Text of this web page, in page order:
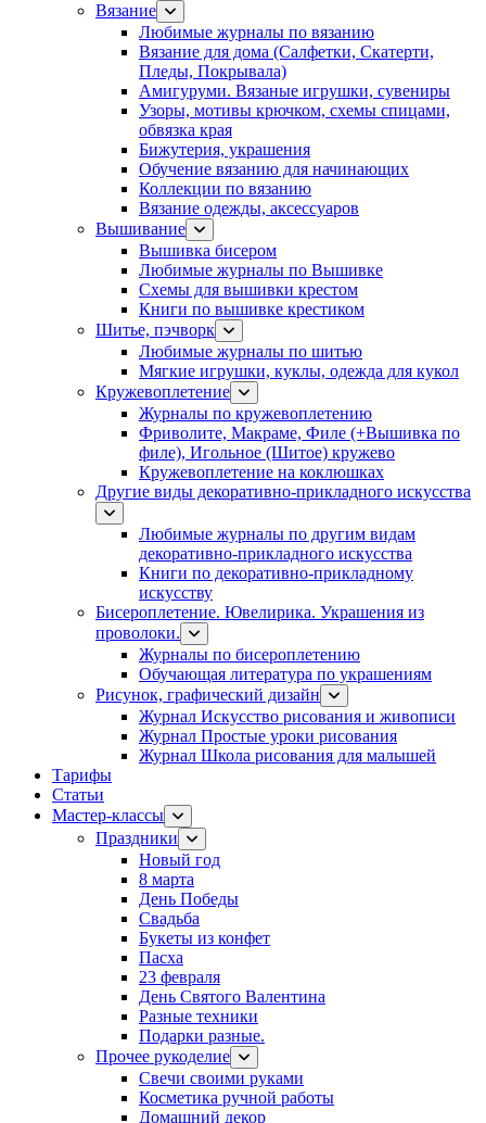
Вязание
Любимые журналы по вязанию
Вязание для дома (Салфетки, Скатерти,
Пледы, Покрывала)
Амигуруми. Вязаные игрушки, сувениры
Узоры, мотивы крючком, схемы спицами,
обвязка края
Бижутерия, украшения
Обучение вязанию для начинающих
Коллекции по вязанию
Вязание одежды, аксессуаров
Вышивание
Вышивка бисером
Любимые журналы по Вышивке
Схемы для вышивки крестом
Книги по вышивке крестиком
Шитье, пэчворк
Любимые журналы по шитью
Мягкие игрушки, куклы, одежда для кукол
Кружевоплетение
Журналы по кружевоплетению
Фриволите, Макраме, Филе (+Вышивка по
филе), Игольное (Шитое) кружево
Кружевоплетение на коклюшках
Другие виды декоративно-прикладного искусства
Любимые журналы по другим видам
декоративно-прикладного искусства
Книги по декоративно-прикладному
искусству
Бисероплетение. Ювелирика. Украшения из
проволоки.
Журналы по бисероплетению
Обучающая литература по украшениям
Рисунок, графический дизайн
Журнал Искусство рисования и живописи
Журнал Простые уроки рисования
Журнал Школа рисования для малышей
Тарифы
Статьи
Мастер-классы
Праздники
Новый год
8 марта
День Победы
Свадьба
Букеты из конфет
Пасха
23 февраля
День Святого Валентина
Разные техники
Подарки разные.
Прочее рукоделие
Свечи своими руками
Косметика ручной работы
Домашний декор